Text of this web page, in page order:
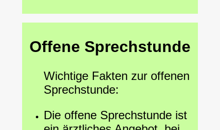
Offene Sprechstunde
Wichtige Fakten zur offenen
Sprechstunde:
Die offene Sprechstunde ist